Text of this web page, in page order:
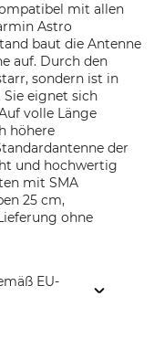
mit allen
Astro
baut die Antenne
auf. Durch den
sondern ist in
eignet sich
volle Länge
höhere
der
und hochwertig
mit SMA
25 cm,
ohne
EU-